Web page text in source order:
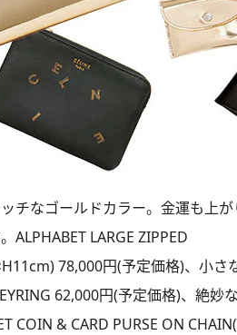
チなゴールドカラー。金運も上
ALPHABET LARGE ZIPPED
78,000円(予定価格)、小さ
62,000円(予定価格)、絶妙
COIN & CARD PURSE ON